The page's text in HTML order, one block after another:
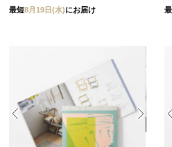
最短8月19日(水)にお届け